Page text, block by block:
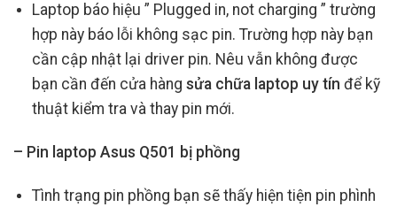
Laptop báo hiệu ” Plugged in, not charging ” trường
hợp này báo lỗi không sạc pin. Trường hợp này bạn
cần cập nhật lại driver pin. Nêu vẫn không được
bạn cần đến cửa hàng sửa chữa laptop uy tín để kỹ
thuật kiểm tra và thay pin mới.
– Pin laptop Asus Q501 bị phồng
Tình trạng pin phồng bạn sẽ thấy hiện tiện pin phình